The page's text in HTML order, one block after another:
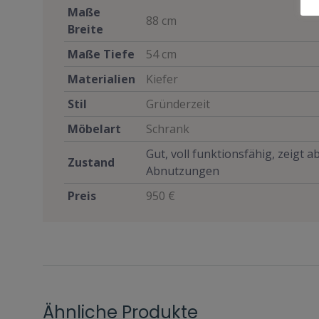
Maße
Breite
88 cm
Maße Tiefe
54 cm
Materialien
Kiefer
Stil
Gründerzeit
Möbelart
Schrank
Zustand
Gut, voll funktionsfähig, zeigt
Abnutzungen
Preis
950 €
Ähnliche Produkte